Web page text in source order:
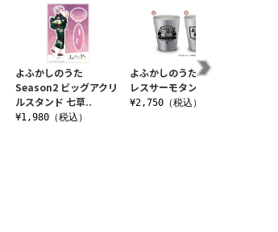
よふかしのうた
Season2 ビッグアクリ
ルスタンド 七草..
¥1,980（税込）
よふかしのうた ステン
レスサーモタンブラー
¥2,750（税込）